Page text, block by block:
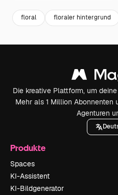
floral floraler hintergrund
Die kreative Plattform, um
Mehr als 1 Million Abonnenten
Agenturen
Produkte
Spaces
KI-Assistent
KI-Bildgenerator